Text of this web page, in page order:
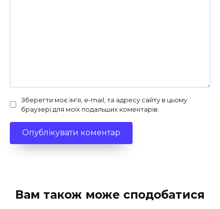
Зберегти моє ім'я, e-mail, та адресу сайту в цьому
браузері для моїх подальших коментарів.
Вам також може сподобатися